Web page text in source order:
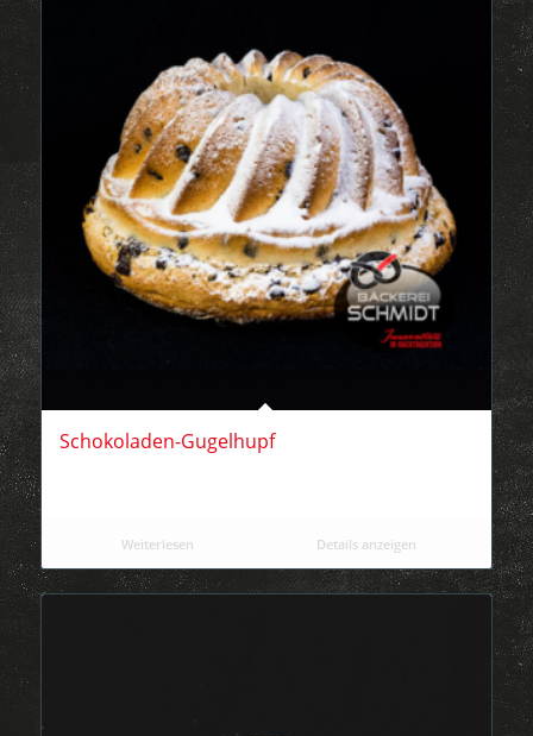
Schokoladen-Gugelhupf
Weiterlesen Details anzeigen